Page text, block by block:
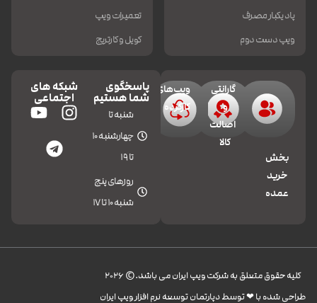
پاد یکبار مصرف
ویپ دست دوم
تعمیرات ویپ
کویل و کارتریج
بخش
خرید
عمده
گارانتی
و
اصالت
کالا
ویپ‌های
کارکرده
پاسخگوی
شما هستیم
شنبه تا
چهارشنبه 10
تا 19
روزهای پنج
شنبه 10 تا 17
شبکه های
اجتماعی
کليه حقوق متعلق به شرکت ویپ ایران می باشد.© 2026
طراحی شده با ❤︎ توسط دپارتمان توسعه نرم افزار ویپ ایران